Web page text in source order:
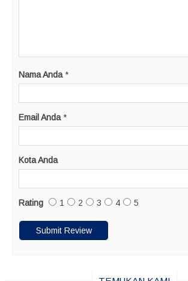
Nama Anda *
Email Anda *
Kota Anda
Rating 1 2 3 4 5